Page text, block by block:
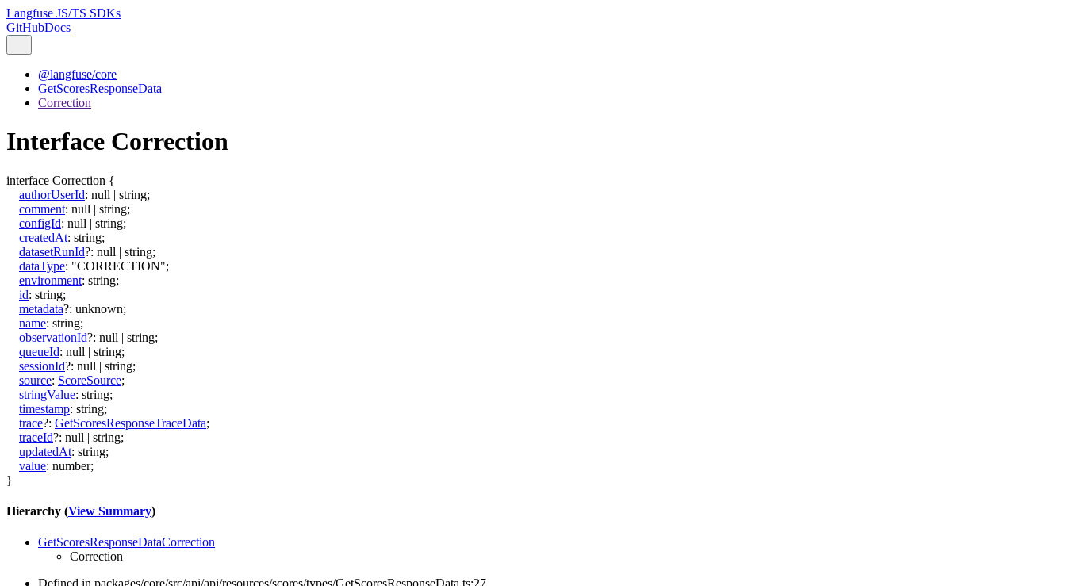
Langfuse JS/TS SDKs
GitHubDocs
@langfuse/core
GetScoresResponseData
Correction
Interface Correction
interface Correction {
authorUserId: null | string;
comment: null | string;
configId: null | string;
createdAt: string;
datasetRunId?: null | string;
dataType: "CORRECTION";
environment: string;
id: string;
metadata?: unknown;
name: string;
observationId?: null | string;
queueId: null | string;
sessionId?: null | string;
source: ScoreSource;
stringValue: string;
timestamp: string;
trace?: GetScoresResponseTraceData;
traceId?: null | string;
updatedAt: string;
value: number;
}
Hierarchy (View Summary)
GetScoresResponseDataCorrection
Correction